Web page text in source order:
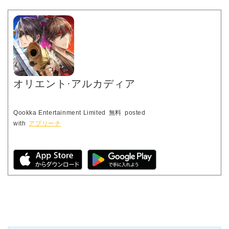
オリエント·アルカディア
Qookka Entertainment Limited 無料 posted
with アプリーチ